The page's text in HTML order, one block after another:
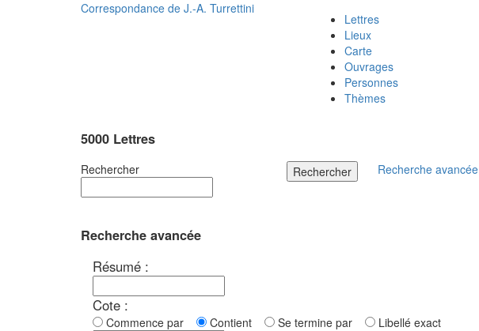
Correspondance de J.-A. Turrettini
Lettres
Lieux
Carte
Ouvrages
Personnes
Thèmes
5000 Lettres
Rechercher Rechercher Recherche avancée
Recherche avancée
Résumé :
Cote :
Commence par Contient Se termine par Libellé exact